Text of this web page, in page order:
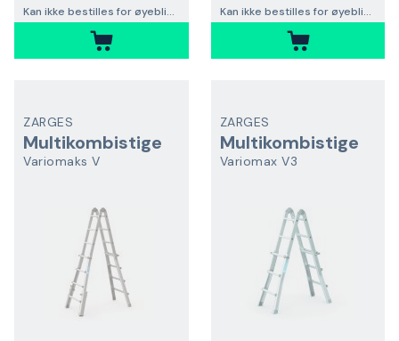
Kan ikke bestilles for øyeblikket Kan ikke bestilles for øyeblikket
ZARGES
Multikombistige
Variomaks V
ZARGES
Multikombistige
Variomax V3